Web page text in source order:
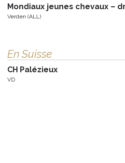
Mondiaux jeunes chevaux –
Verden (ALL)
En Suisse
CH Palézieux
VD